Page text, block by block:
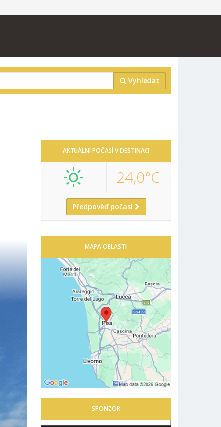
Vyhledat
AKTUÁLNÍ POČASÍ V DESTINACI
24,0°C
Předpověď počasí
MAPA OBLASTI
SPONZOR